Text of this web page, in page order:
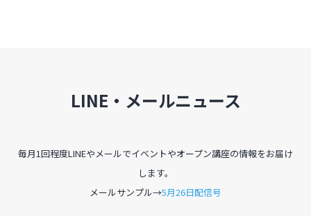
LINE・メールニュース
毎月1回程度LINEやメールでイベントやオープン講座の情報をお届け
します。
メールサンプル→5月26日配信号